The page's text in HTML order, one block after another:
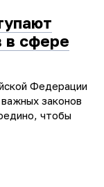
в сфере
Федерации
законов
чтобы